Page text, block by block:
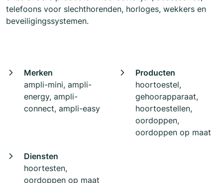
telefoons voor slechthorenden, horloges, wekkers en
beveiligingssystemen.
Merken
ampli-mini, ampli-
energy, ampli-
connect, ampli-easy
Producten
hoortoestel,
gehoorapparaat,
hoortoestellen,
oordoppen,
oordoppen op maat
Diensten
hoortesten,
oordoppen op maat